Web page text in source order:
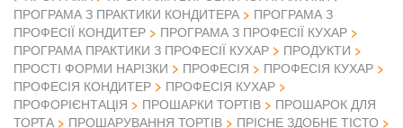
ПРОГРАМА З ПРАКТИКИ КОНДИТЕРА
ПРОГРАМА З
ПРОФЕСІЇ КОНДИТЕР
ПРОГРАМА З ПРОФЕСІЇ КУХАР
ПРОГРАМА ПРАКТИКИ З ПРОФЕСІЇ КУХАР
ПРОДУКТИ
ПРОСТІ ФОРМИ НАРІЗКИ
ПРОФЕСІЯ
ПРОФЕСІЯ КУХАР
ПРОФЕСІЯ КОНДИТЕР
ПРОФЕСІЯ КУХАР
ПРОФОРІЄНТАЦІЯ
ПРОШАРКИ ТОРТІВ
ПРОШАРОК ДЛЯ
ТОРТА
ПРОШАРУВАННЯ ТОРТІВ
ПРІСНЕ ЗДОБНЕ ТІСТО